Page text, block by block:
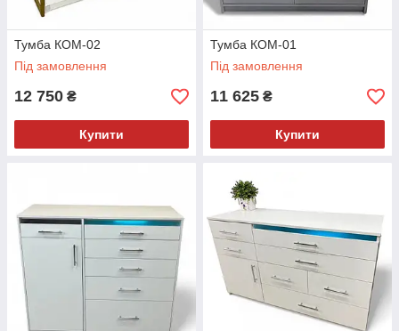
Тумба КОМ-02
Під замовлення
12 750 ₴
Купити
Тумба КОМ-01
Під замовлення
11 625 ₴
Купити